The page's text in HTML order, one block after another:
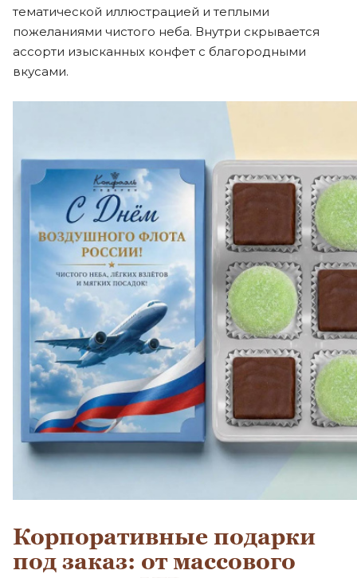
тематической иллюстрацией и теплыми
пожеланиями чистого неба. Внутри скрывается
ассорти изысканных конфет с благородными
вкусами.
Корпоративные подарки
под заказ: от массового